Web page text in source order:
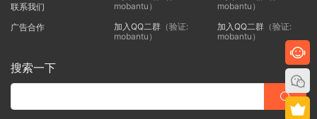
联系我们
广告合作
mobantu）
加入QQ二群（验证:
mobantu）
mobantu）
加入QQ二群（验证:
mobantu）
搜索一下